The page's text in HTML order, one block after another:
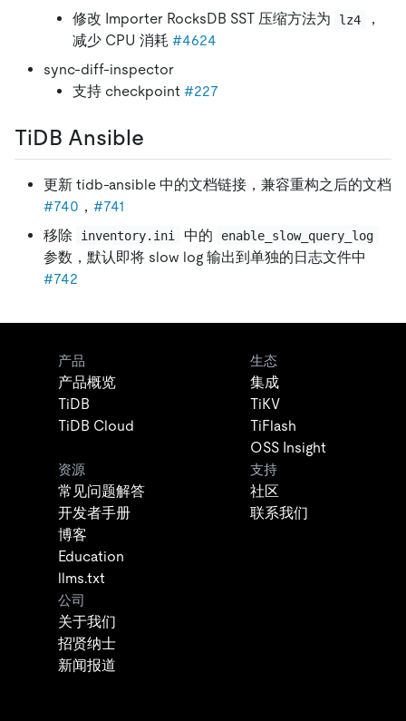
修改 Importer RocksDB SST 压缩方法为
lz4
，
减少 CPU 消耗 #4624
sync-diff-inspector
支持 checkpoint #227
TiDB Ansible
更新 tidb-ansible 中的文档链接，兼容重构之后的文档
#740 ， #741
移除
inventory.ini 中的 enable_slow_query_log
参数，默认即将 slow log 输出到单独的日志文件中
#742
产品
产品概览
TiDB
TiDB Cloud
生态
集成
TiKV
TiFlash
OSS Insight
资源
常见问题解答
开发者手册
博客
Education
llms.txt
支持
社区
联系我们
公司
关于我们
招贤纳士
新闻报道